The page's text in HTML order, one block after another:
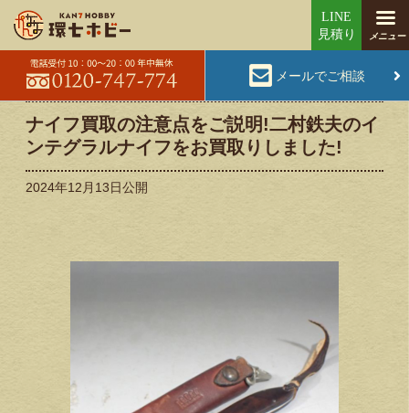
メールでご相談
ナイフ買取の注意点をご説明!二村鉄夫のイ
ンテグラルナイフをお買取りしました!
2024年12月13日公開